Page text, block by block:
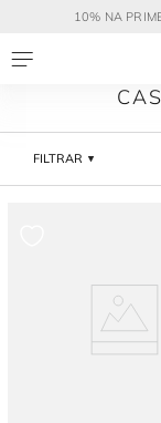
10% NA
FILTRAR